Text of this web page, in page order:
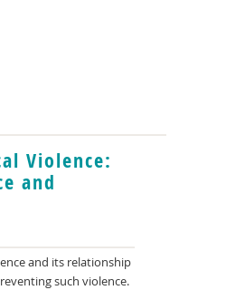
Violence:
and
and its relationship
such violence.